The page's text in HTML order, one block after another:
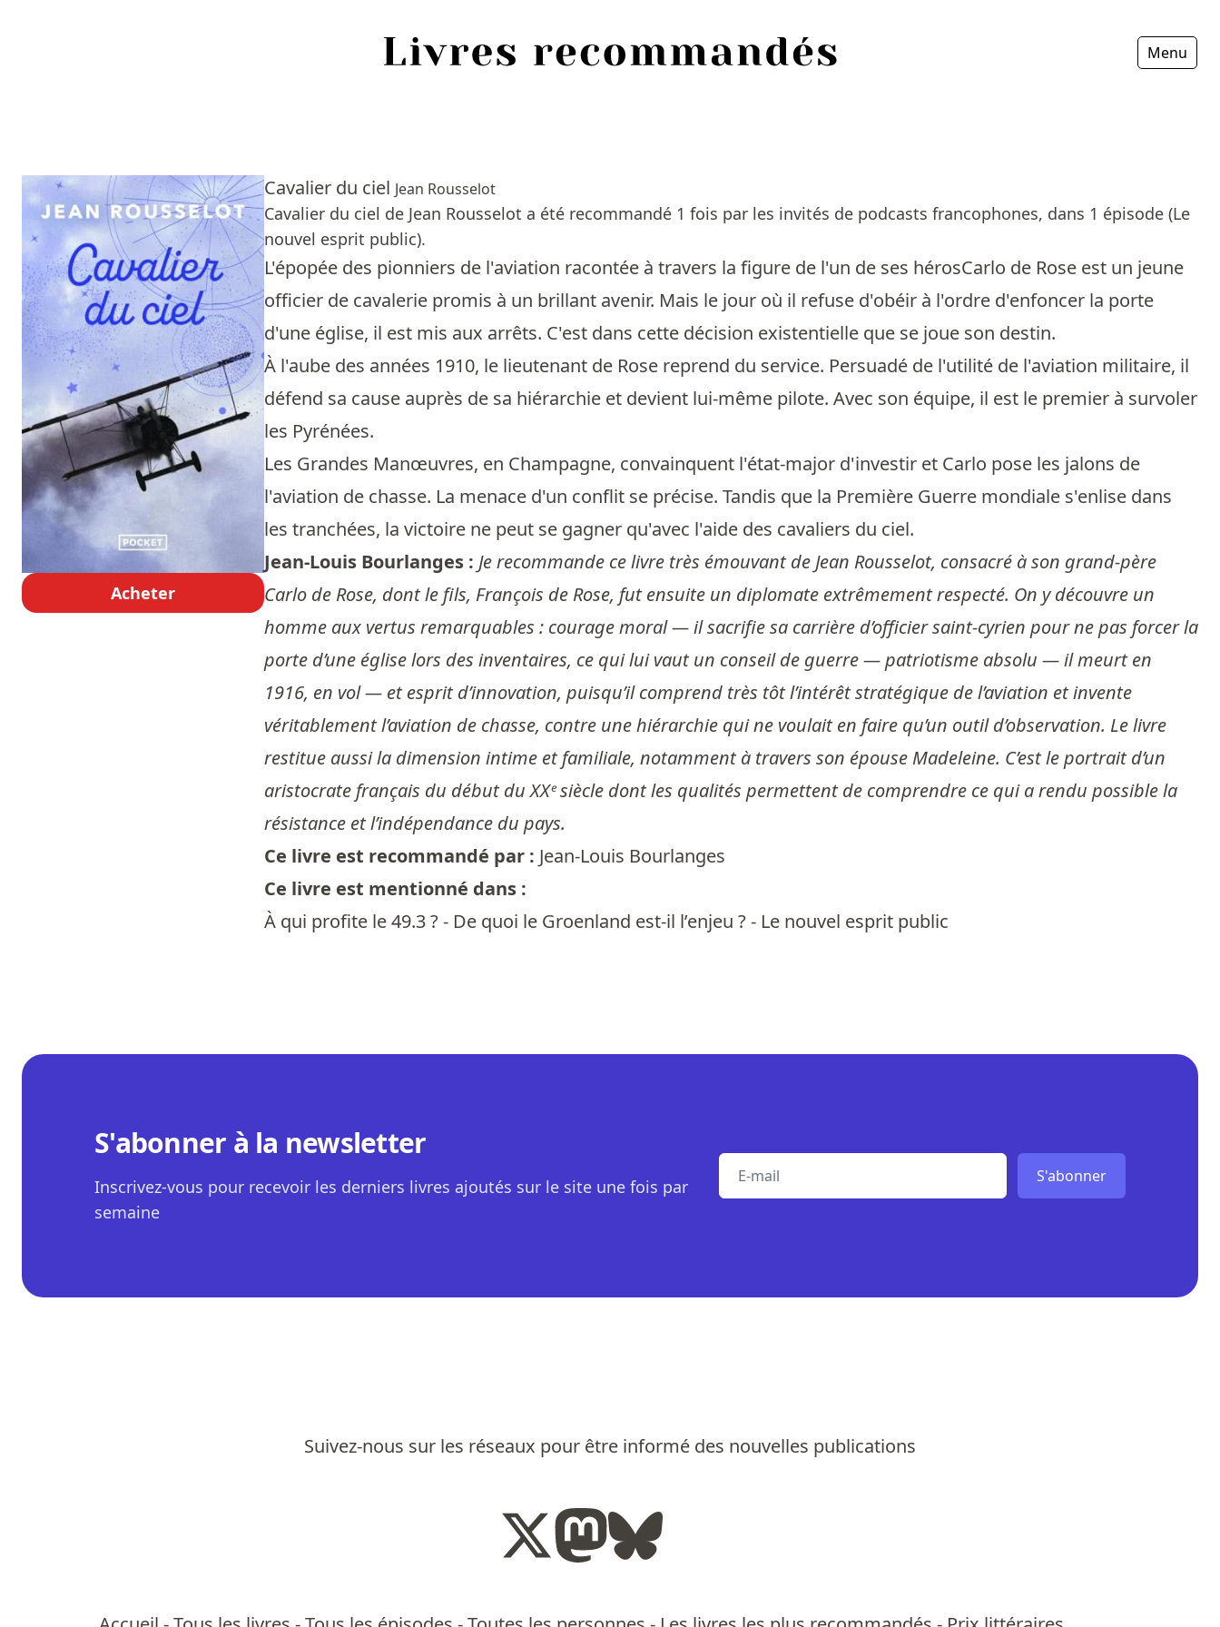
Menu
Acheter
Cavalier du ciel Jean Rousselot
Cavalier du ciel de Jean Rousselot a été recommandé 1 fois par les invités de podcasts francophones, dans 1 épisode (Le
nouvel esprit public).
L'épopée des pionniers de l'aviation racontée à travers la figure de l'un de ses hérosCarlo de Rose est un jeune
officier de cavalerie promis à un brillant avenir. Mais le jour où il refuse d'obéir à l'ordre d'enfoncer la porte
d'une église, il est mis aux arrêts. C'est dans cette décision existentielle que se joue son destin.
À l'aube des années 1910, le lieutenant de Rose reprend du service. Persuadé de l'utilité de l'aviation militaire, il
défend sa cause auprès de sa hiérarchie et devient lui-même pilote. Avec son équipe, il est le premier à survoler
les Pyrénées.
Les Grandes Manœuvres, en Champagne, convainquent l'état-major d'investir et Carlo pose les jalons de
l'aviation de chasse. La menace d'un conflit se précise. Tandis que la Première Guerre mondiale s'enlise dans
les tranchées, la victoire ne peut se gagner qu'avec l'aide des cavaliers du ciel.
Jean-Louis Bourlanges : Je recommande ce livre très émouvant de Jean Rousselot, consacré à son grand-père
Carlo de Rose, dont le fils, François de Rose, fut ensuite un diplomate extrêmement respecté. On y découvre un
homme aux vertus remarquables : courage moral — il sacrifie sa carrière d’officier saint-cyrien pour ne pas forcer la
porte d’une église lors des inventaires, ce qui lui vaut un conseil de guerre — patriotisme absolu — il meurt en
1916, en vol — et esprit d’innovation, puisqu’il comprend très tôt l’intérêt stratégique de l’aviation et invente
véritablement l’aviation de chasse, contre une hiérarchie qui ne voulait en faire qu’un outil d’observation. Le livre
restitue aussi la dimension intime et familiale, notamment à travers son épouse Madeleine. C’est le portrait d’un
aristocrate français du début du XXᵉ siècle dont les qualités permettent de comprendre ce qui a rendu possible la
résistance et l’indépendance du pays.
Ce livre est recommandé par : Jean-Louis Bourlanges
Ce livre est mentionné dans :
À qui profite le 49.3 ? - De quoi le Groenland est-il l’enjeu ? - Le nouvel esprit public
S'abonner à la newsletter
Inscrivez-vous pour recevoir les derniers livres ajoutés sur le site une fois par
semaine
E-mail S'abonner
Sources
Personnes
Livres
Livres les plus recommandés
Prix littéraires
Suivez-nous sur les réseaux pour être informé des nouvelles publications